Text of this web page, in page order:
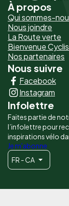
Pied
de
page
-
Liens
principaux
À propos
Qui sommes-
Nous joindre
La Route verte
Bienvenue
Nos partenaires
Nous suivre
Facebook
Instagram
Infolettre
Faites partie de
l’infolettre pour
inspirations vélo
Je m'abonne
FR - CA